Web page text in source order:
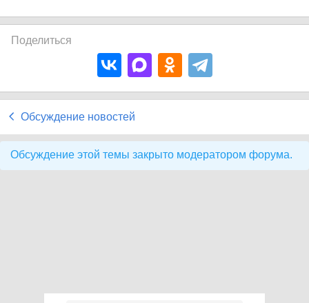
Поделиться
Обсуждение новостей
Обсуждение этой темы закрыто модератором форума.